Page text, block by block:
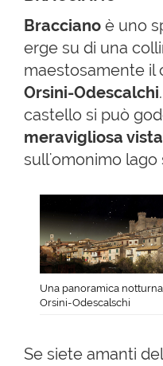
Bracciano è uno
erge su di una
maestosamente il
Orsini-Odescalchi
castello si può
meravigliosa
sull'omonimo lago
Una panoramica
Orsini-Odescalschi
Se siete amanti